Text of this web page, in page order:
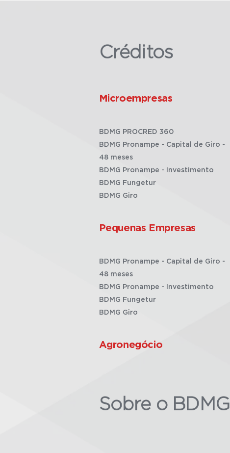
Créditos
Microempresas
BDMG PROCRED 360
BDMG Pronampe - Capital de Giro -
48 meses
BDMG Pronampe - Investimento
BDMG Fungetur
BDMG Giro
Pequenas Empresas
BDMG Pronampe - Capital de Giro -
48 meses
BDMG Pronampe - Investimento
BDMG Fungetur
BDMG Giro
Agronegócio
Sobre o BDMG